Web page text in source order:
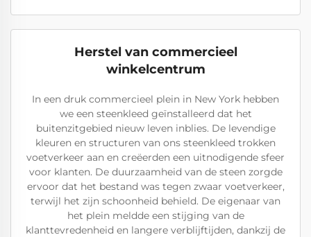
Herstel van commercieel
winkelcentrum
In een druk commercieel plein in New York hebben
we een steenkleed geïnstalleerd dat het
buitenzitgebied nieuw leven inblies. De levendige
kleuren en structuren van ons steenkleed trokken
voetverkeer aan en creëerden een uitnodigende sfeer
voor klanten. De duurzaamheid van de steen zorgde
ervoor dat het bestand was tegen zwaar voetverkeer,
terwijl het zijn schoonheid behield. De eigenaar van
het plein meldde een stijging van de
klanttevredenheid en langere verblijftijden, dankzij de